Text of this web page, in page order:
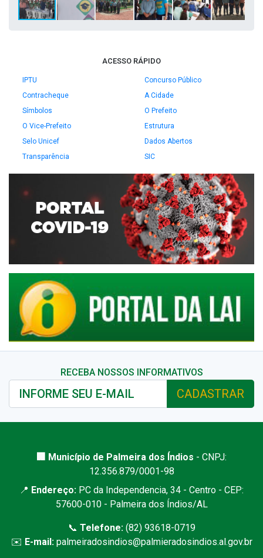
ACESSO RÁPIDO
IPTU
Concurso Público
Contracheque
A Cidade
Símbolos
O Prefeito
O Vice-Prefeito
Estrutura
Selo Unicef
Dados Abertos
Transparência
SIC
RECEBA NOSSOS INFORMATIVOS
CADASTRAR
🏢 Município de Palmeira dos Índios - CNPJ:
12.356.879/0001-98
📍 Endereço: PC da Independencia, 34 - Centro - CEP:
57600-010 - Palmeira dos Índios/AL
📞 Telefone:(82) 93618-0719
✉️ E-mail: palmeiradosindios@palmieradosindios.al.gov.br